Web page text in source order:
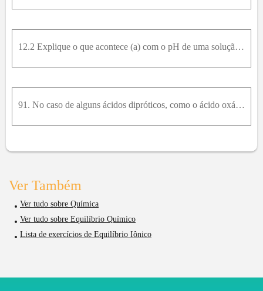
12.2 Explique o que acontece (a) com o pH de uma solução de ácido fosfórico, após a adição de di-hidrogenofosfato de sódio sólido; (b) com a percentagem de desprotonação de HCN em uma solução de ácido
91. No caso de alguns ácidos dipróticos, como o ácido oxálico, a curva de titulação tem dois pontos estequiométricos distintos, mas em outros casos, como o ácido tartárico, somente se observa um ponto
Ver Também
Ver tudo sobre Química
Ver tudo sobre Equilíbrio Químico
Lista de exercícios de Equilíbrio Iônico